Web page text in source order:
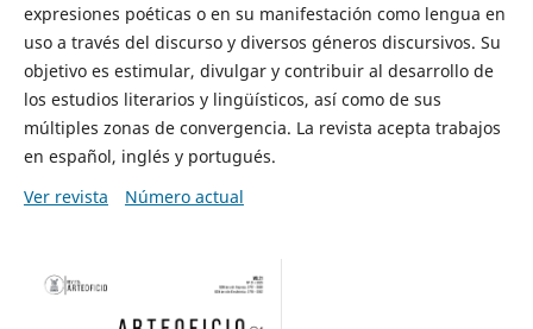
expresiones poéticas o en su manifestación como lengua en
uso a través del discurso y diversos géneros discursivos. Su
objetivo es estimular, divulgar y contribuir al desarrollo de
los estudios literarios y lingüísticos, así como de sus
múltiples zonas de convergencia. La revista acepta trabajos
en español, inglés y portugués.
Ver revista
Número actual